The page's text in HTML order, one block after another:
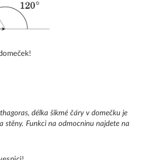
délka šikmé čáry v domečku je
stěny. Funkci na odmocninu najdete na